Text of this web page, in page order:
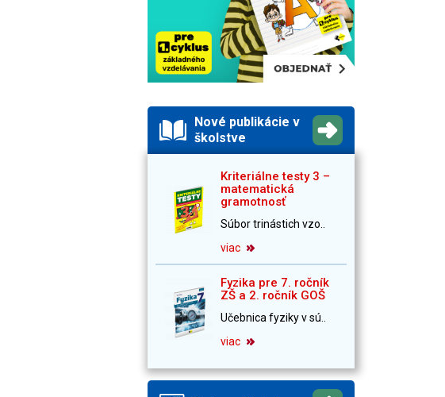
Nové publikácie v
školstve
Kriteriálne testy 3 –
matematická
gramotnosť
Súbor trinástich vzo..
viac
Fyzika pre 7. ročník
ZŠ a 2. ročník GOŠ
Učebnica fyziky v sú..
viac